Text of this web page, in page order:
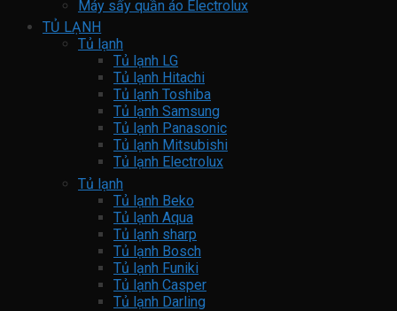
Máy sấy quần áo Electrolux
TỦ LẠNH
Tủ lạnh
Tủ lạnh LG
Tủ lạnh Hitachi
Tủ lạnh Toshiba
Tủ lạnh Samsung
Tủ lạnh Panasonic
Tủ lạnh Mitsubishi
Tủ lạnh Electrolux
Tủ lạnh
Tủ lạnh Beko
Tủ lạnh Aqua
Tủ lạnh sharp
Tủ lạnh Bosch
Tủ lạnh Funiki
Tủ lạnh Casper
Tủ lạnh Darling